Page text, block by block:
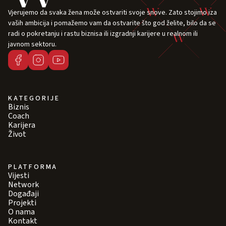
Vjerujemo da svaka žena može ostvariti svoje snove. Zato stojimo iza
vaših ambicija i pomažemo vam da ostvarite što god želite, bilo da se
radi o pokretanju i rastu biznisa ili izgradnji karijere u realnom ili
javnom sektoru.
KATEGORIJE
Biznis
Coach
Karijera
Život
PLATFORMA
Vijesti
Network
Događaji
Projekti
O nama
Kontakt